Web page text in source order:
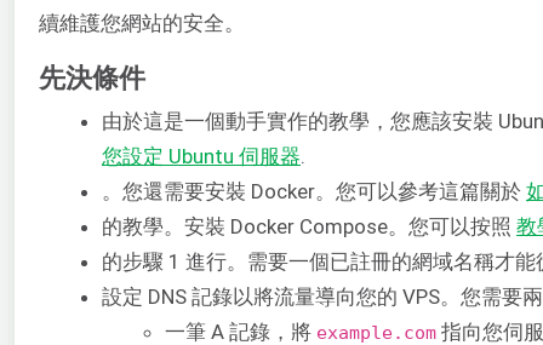
續維護您網站的安全。
先決條件
由於這是一個動手實作的教學，您應該安裝
您設定 Ubuntu 伺服器
。您還需要安裝 Docker。您可以參考這篇關於
的教學。安裝 Docker Compose。您可以按照
的步驟 1 進行。需要一個已註冊的網域名稱才
設定 DNS 記錄以將流量導向您的 VPS。您需要
一筆 A 記錄，將 example.com 指向您伺